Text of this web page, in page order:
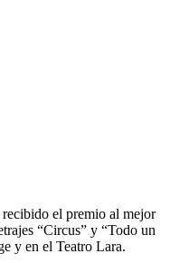
el premio al mejor
“Circus” y “Todo un
y en el Teatro Lara.